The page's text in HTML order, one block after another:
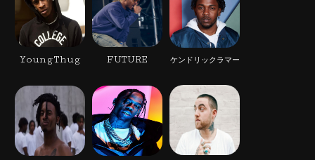
YoungThug FUTURE ケンドリックラマー